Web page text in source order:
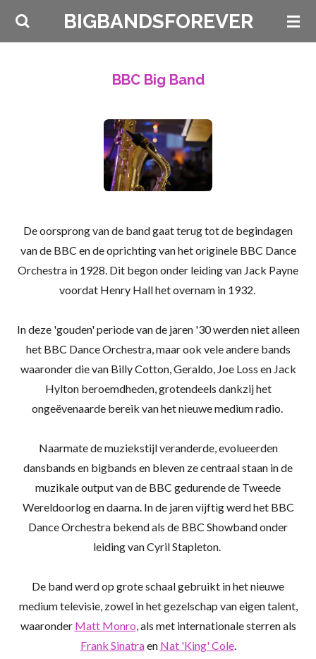
Ga
BIGBANDSFOREVER
BBC Big Band
De oorsprong van de band gaat terug tot de begindagen
van de BBC en de oprichting van het originele BBC Dance
Orchestra in 1928. Dit begon onder leiding van Jack Payne
voordat Henry Hall het overnam in 1932.
In deze 'gouden' periode van de jaren '30 werden niet alleen
het BBC Dance Orchestra, maar ook vele andere bands
waaronder die van Billy Cotton, Geraldo, Joe Loss en Jack
Hylton beroemdheden, grotendeels dankzij het
ongeëvenaarde bereik van het nieuwe medium radio.
Naarmate de muziekstijl veranderde, evolueerden
dansbands en bigbands en bleven ze centraal staan ​​in de
muzikale output van de BBC gedurende de Tweede
Wereldoorlog en daarna. In de jaren vijftig werd het BBC
Dance Orchestra bekend als de BBC Showband onder
leiding van Cyril Stapleton.
De band werd op grote schaal gebruikt in het nieuwe
medium televisie, zowel in het gezelschap van eigen talent,
waaronder Matt Monro , als met internationale sterren als
Frank Sinatraen Nat 'King' Cole.